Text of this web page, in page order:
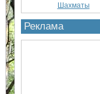
Шахматы
Реклама